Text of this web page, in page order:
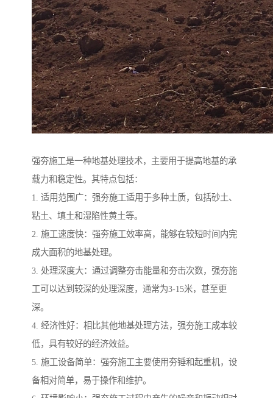
强夯施工是一种地基处理技术，主要用于提高地基的承
载力和稳定性。其特点包括：
1. 适用范围广：强夯施工适用于多种土质，包括砂土、
粘土、填土和湿陷性黄土等。
2. 施工速度快：强夯施工效率高，能够在较短时间内完
成大面积的地基处理。
3. 处理深度大：通过调整夯击能量和夯击次数，强夯施
工可以达到较深的处理深度，通常为3-15米，甚至更
深。
4. 经济性好：相比其他地基处理方法，强夯施工成本较
低，具有较好的经济效益。
5. 施工设备简单：强夯施工主要使用夯锤和起重机，设
备相对简单，易于操作和维护。